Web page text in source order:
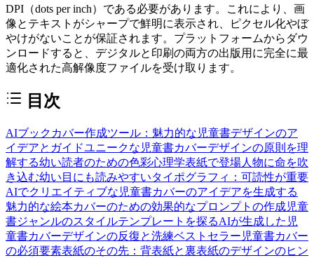
DPI（dots per inch）である必要があります。これにより、画
像とテキストがシャープで鮮明に表示され、ピクセル化やぼ
やけがないことが保証されます。プラットフォームからダウ
ンロードすると、デジタルと印刷の両方の出版用に完全に最
適化された高解像度ファイルを受け取ります。
目次
AIブックカバー作成ツール：魅力的な児童書デザインのア
イデアとガイドユニークな児童書カバーデザインの原則を理
解する幼い読者のための色彩心理学表紙で登場人物に命を吹
き込む幼い目にも読みやすいタイポグラフィ：可読性が重要
AIでクリエイティブな児童書カバーのアイデアを生成する
魅力的な絵本カバーのための効果的なプロンプトの作成児童
書ジャンルのスタイルテンプレートを探るAIが生成した児
童書カバーデザインの反復と洗練ベストセラー児童書カバー
の必須要素表紙のその先：背表紙と裏表紙のデザインのヒン